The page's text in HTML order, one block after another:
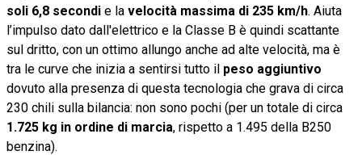
soli 6,8 secondi e la velocità massima di 235 km/h. Aiuta
l’impulso dato dall'elettrico e la Classe B è quindi scattante
sul dritto, con un ottimo allungo anche ad alte velocità, ma è
tra le curve che inizia a sentirsi tutto il peso aggiuntivo
dovuto alla presenza di questa tecnologia che grava di circa
230 chili sulla bilancia: non sono pochi (per un totale di circa
1.725 kg in ordine di marcia, rispetto a 1.495 della B250
benzina).